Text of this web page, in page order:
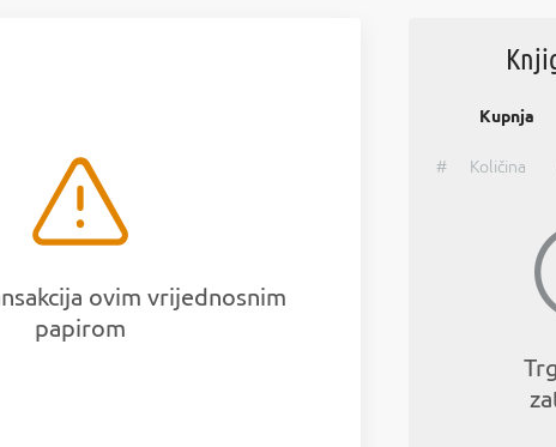
ovim vrijednosnim
papirom
Kupnja
# Količina